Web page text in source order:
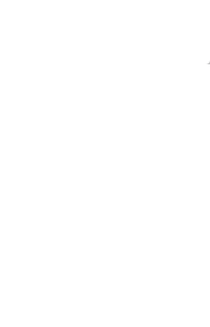
акциями и